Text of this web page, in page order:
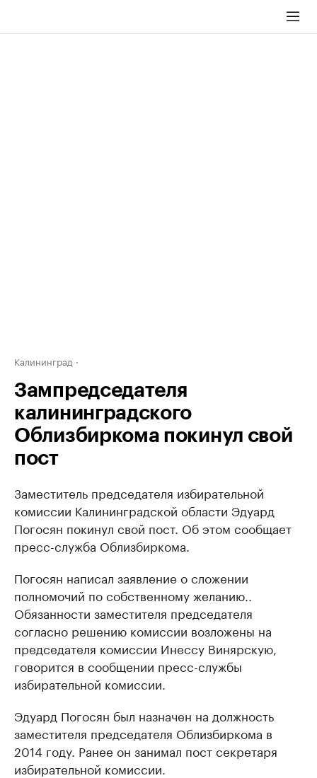
Калининград
Зампредседателя
калининградского
Облизбиркома покинул свой
пост
Заместитель председателя избирательной
комиссии Калининградской области Эдуард
Погосян покинул свой пост. Об этом сообщает
пресс-служба Облизбиркома.
Погосян написал заявление о сложении
полномочий по собственному желанию..
Обязанности заместителя председателя
согласно решению комиссии возложены на
председателя комиссии Инессу Винярскую,
говорится в сообщении пресс-службы
избирательной комиссии.
Эдуард Погосян был назначен на должность
заместителя председателя Облизбиркома в
2014 году. Ранее он занимал пост секретаря
избирательной комиссии.